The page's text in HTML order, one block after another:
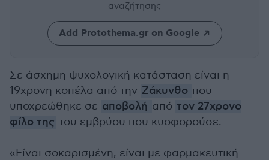
αναζήτησης
Add Protothema.gr on Google
Σε άσχημη ψυχολογική κατάσταση είναι η
19χρονη κοπέλα από την Ζάκυνθο που
υποχρεώθηκε σε αποβολή από τον 27χρονο
φίλο της του εμβρύου που κυοφορούσε.
«Είναι σοκαρισμένη, είναι με φαρμακευτική